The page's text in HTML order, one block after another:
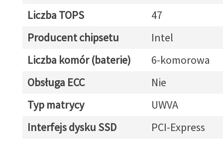
Liczba TOPS
47
Producent chipsetu
Intel
Liczba komór (baterie)
6-komorowa
Obsługa ECC
Nie
Typ matrycy
UWVA
Interfejs dysku SSD
PCI-Express